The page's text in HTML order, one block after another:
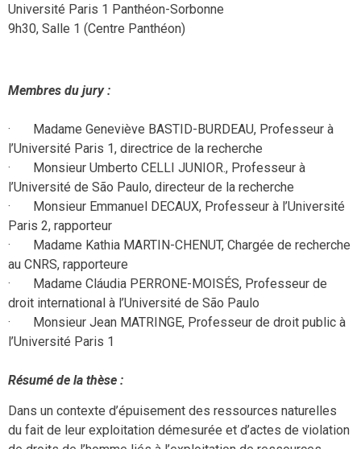
Université Paris 1 Panthéon-Sorbonne
9h30, Salle 1 (Centre Panthéon)
Membres du jury :
· Madame Geneviève BASTID-BURDEAU, Professeur à
l’Université Paris 1, directrice de la recherche
· Monsieur Umberto CELLI JUNIOR., Professeur à
l’Université de São Paulo, directeur de la recherche
· Monsieur Emmanuel DECAUX, Professeur à l’Université
Paris 2, rapporteur
· Madame Kathia MARTIN-CHENUT, Chargée de recherche
au CNRS, rapporteure
· Madame Cláudia PERRONE-MOISÉS, Professeur de
droit international à l’Université de São Paulo
· Monsieur Jean MATRINGE, Professeur de droit public à
l’Université Paris 1
Résumé de la thèse :
Dans un contexte d’épuisement des ressources naturelles
du fait de leur exploitation démesurée et d’actes de violation